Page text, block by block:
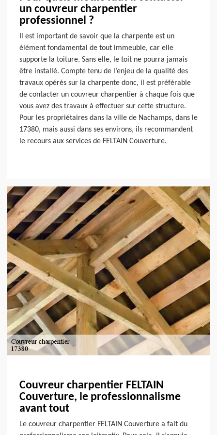
un couvreur charpentier
professionnel ?
Il est important de savoir que la charpente est un
élément fondamental de tout immeuble, car elle
supporte la toiture. Sans elle, le toit ne pourra jamais
être installé. Compte tenu de l’enjeu de la qualité des
travaux opérés sur la charpente donc, il est préférable
de contacter un couvreur charpentier à chaque fois que
vous avez des travaux à effectuer sur cette structure.
Pour les propriétaires dans la ville de Nachamps, dans le
17380, mais aussi dans ses environs, ils recommandent
le recours aux services de FELTAIN Couverture.
Couvreur charpentier FELTAIN
Couverture, le professionnalisme
avant tout
Le couvreur charpentier FELTAIN Couverture a fait du